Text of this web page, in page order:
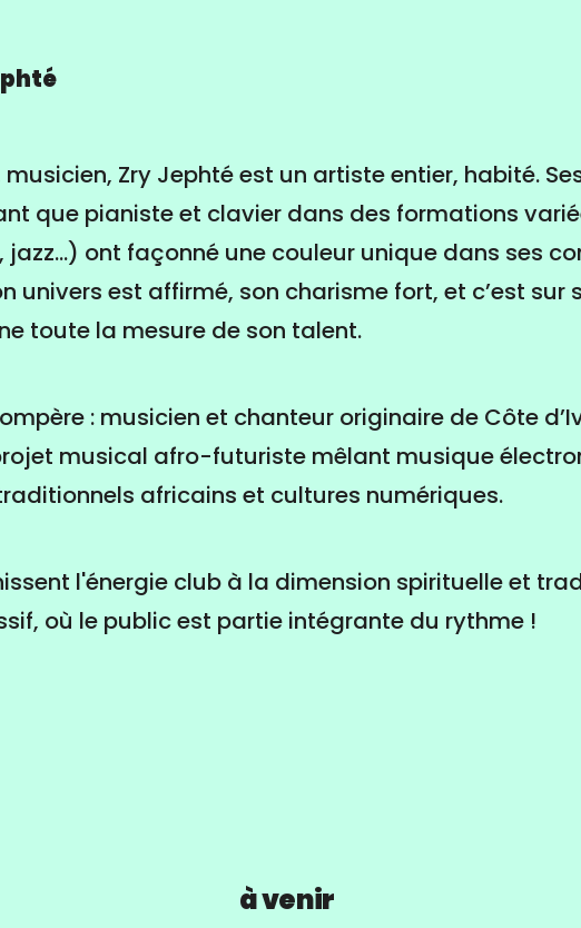
Zry Jephté est un artiste entier, habité.
que pianiste et clavier dans des formations
ont façonné une couleur unique dans ses
univers est affirmé, son charisme fort, et c’est sur
toute la mesure de son talent.
: musicien et chanteur originaire de Côte
musical afro-futuriste mêlant musique
africains et cultures numériques.
l'énergie club à la dimension spirituelle et
où le public est partie intégrante du rythme !
à venir